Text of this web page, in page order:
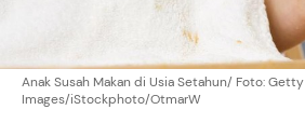
Anak Susah Makan di Usia Setahun/ Foto: Getty
Images/iStockphoto/OtmarW